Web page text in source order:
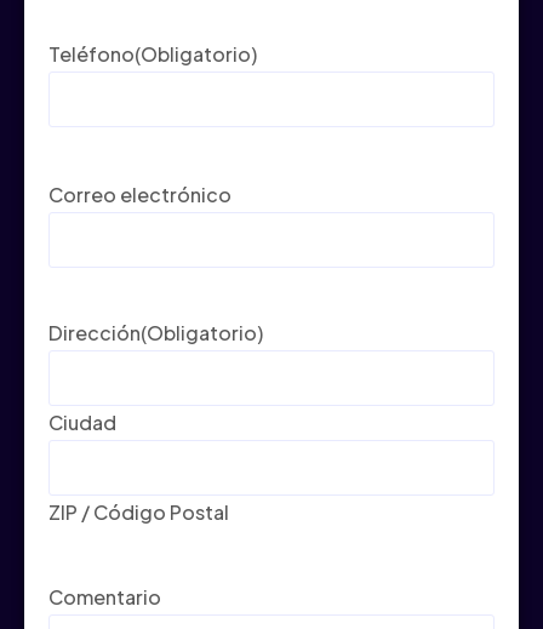
Teléfono(Obligatorio)
Correo electrónico
Dirección(Obligatorio)
Ciudad
ZIP / Código Postal
Comentario